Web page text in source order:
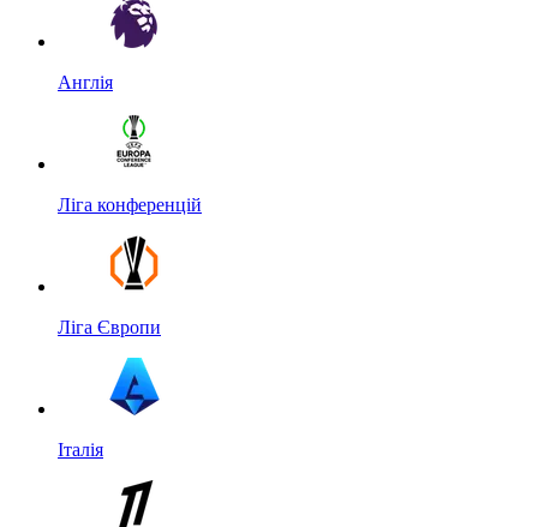
Англія
Ліга конференцій
Ліга Європи
Італія